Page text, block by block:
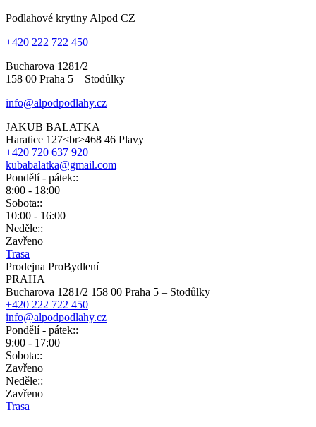
Podlahové krytiny Alpod CZ
+420 222 722 450
Bucharova 1281/2
158 00 Praha 5 – Stodůlky
info@alpodpodlahy.cz
JAKUB BALATKA
Haratice 127<br>468 46 Plavy
+420 720 637 920
kubabalatka@gmail.com
Pondělí - pátek::
8:00 - 18:00
Sobota::
10:00 - 16:00
Neděle::
Zavřeno
Trasa
Prodejna ProBydlení
PRAHA
Bucharova 1281/2 158 00 Praha 5 – Stodůlky
+420 222 722 450
info@alpodpodlahy.cz
Pondělí - pátek::
9:00 - 17:00
Sobota::
Zavřeno
Neděle::
Zavřeno
Trasa